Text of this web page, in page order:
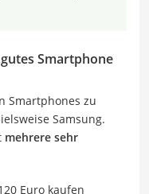
Smartphone
Smartphones zu
Samsung.
mehrere sehr
Euro kaufen